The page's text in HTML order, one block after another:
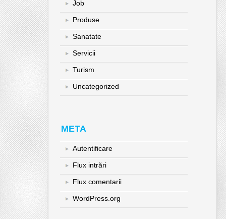
Job
Produse
Sanatate
Servicii
Turism
Uncategorized
META
Autentificare
Flux intrări
Flux comentarii
WordPress.org